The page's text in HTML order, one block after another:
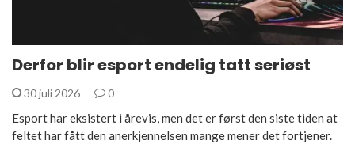
Derfor blir esport endelig tatt seriøst
30 juli 2026 0
Esport har eksistert i årevis, men det er først den siste tiden at
feltet har fått den anerkjennelsen mange mener det fortjener.